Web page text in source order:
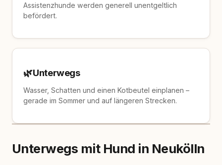
Assistenzhunde werden generell unentgeltlich
befördert.
🌿Unterwegs
Wasser, Schatten und einen Kotbeutel einplanen –
gerade im Sommer und auf längeren Strecken.
Unterwegs mit Hund in Neukölln